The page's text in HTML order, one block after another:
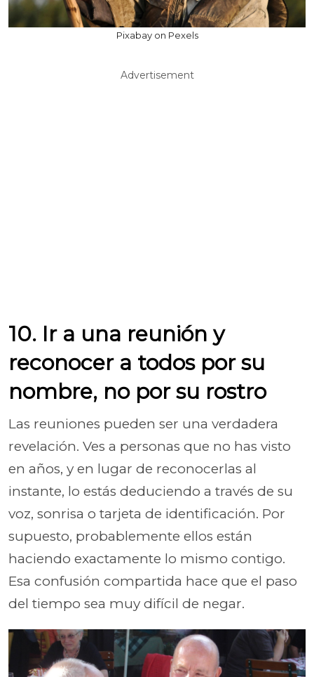
Pixabay on Pexels
Advertisement
10. Ir a una reunión y
reconocer a todos por su
nombre, no por su rostro
Las reuniones pueden ser una verdadera
revelación. Ves a personas que no has visto
en años, y en lugar de reconocerlas al
instante, lo estás deduciendo a través de su
voz, sonrisa o tarjeta de identificación. Por
supuesto, probablemente ellos están
haciendo exactamente lo mismo contigo.
Esa confusión compartida hace que el paso
del tiempo sea muy difícil de negar.